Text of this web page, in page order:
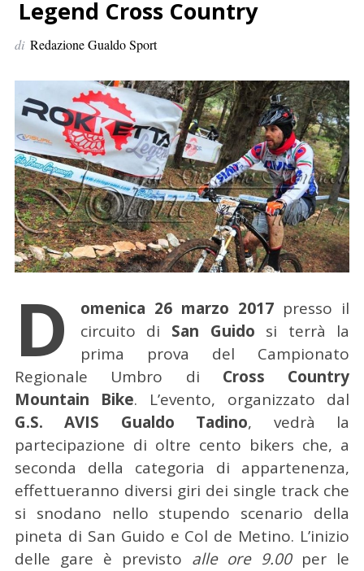
e
r
Legend Cross Country
di Redazione Gualdo Sport
D omenica 26 marzo 2017 presso il
circuito di San Guido si terrà la
prima prova del Campionato
Regionale Umbro di Cross Country
Mountain Bike. L’evento, organizzato dal
G.S. AVIS Gualdo Tadino, vedrà la
partecipazione di oltre cento bikers che, a
seconda della categoria di appartenenza,
effettueranno diversi giri dei single track che
si snodano nello stupendo scenario della
pineta di San Guido e Col de Metino. L’inizio
delle gare è previsto alle ore 9.00per le